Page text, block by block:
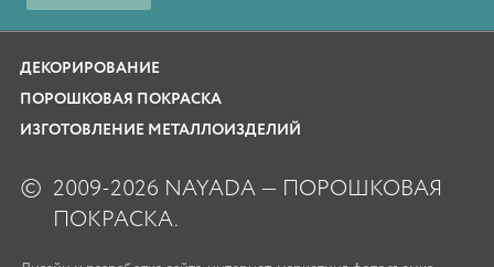
ДЕКОРИРОВАНИЕ
ПОРОШКОВАЯ ПОКРАСКА
ИЗГОТОВЛЕНИЕ МЕТАЛЛОИЗДЕЛИЙ
© 2009-2026 NAYADA — ПОРОШКОВАЯ
ПОКРАСКА.